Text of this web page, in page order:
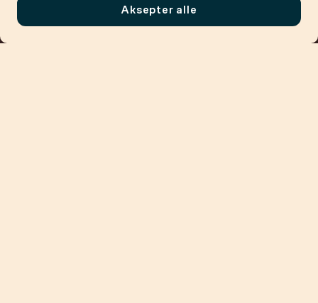
Meny
Aksepter alle